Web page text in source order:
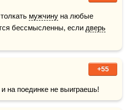
мужчину на любые
бессмысленны, если дверь
+55
на поединке не выиграешь!